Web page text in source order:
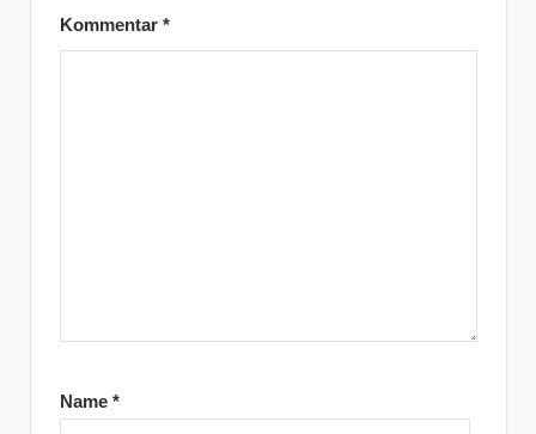
Kommentar *
Name *